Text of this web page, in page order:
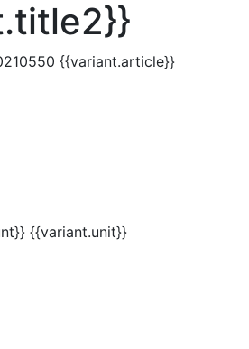
{{variant.article}}
{{variant.unit}}